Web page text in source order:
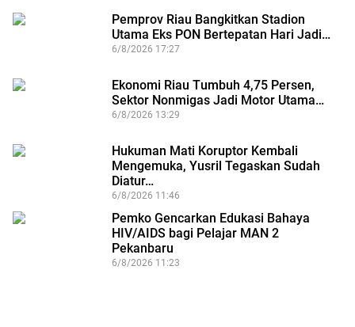
Pemprov Riau Bangkitkan Stadion
Utama Eks PON Bertepatan Hari Jadi…
6/8/2026 17:27
Ekonomi Riau Tumbuh 4,75 Persen,
Sektor Nonmigas Jadi Motor Utama…
6/8/2026 13:29
Hukuman Mati Koruptor Kembali
Mengemuka, Yusril Tegaskan Sudah
Diatur…
6/8/2026 11:46
Pemko Gencarkan Edukasi Bahaya
HIV/AIDS bagi Pelajar MAN 2
Pekanbaru
6/8/2026 11:23